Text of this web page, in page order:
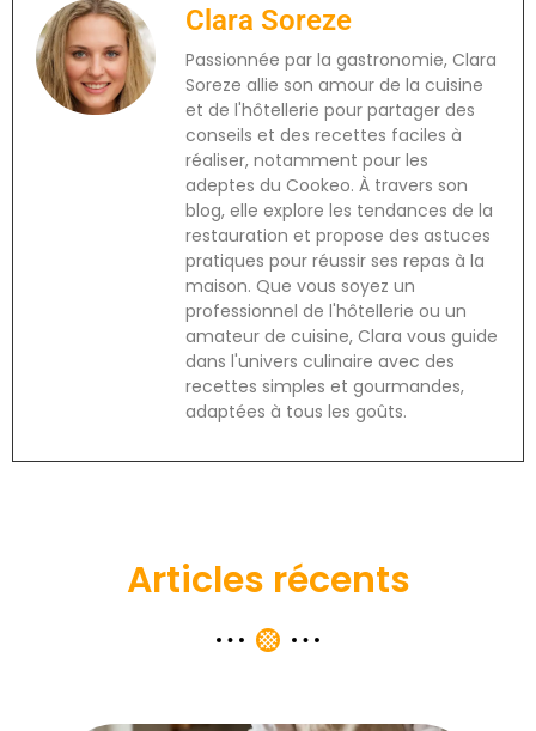
Clara Soreze
Passionnée par la gastronomie, Clara
Soreze allie son amour de la cuisine
et de l'hôtellerie pour partager des
conseils et des recettes faciles à
réaliser, notamment pour les
adeptes du Cookeo. À travers son
blog, elle explore les tendances de la
restauration et propose des astuces
pratiques pour réussir ses repas à la
maison. Que vous soyez un
professionnel de l'hôtellerie ou un
amateur de cuisine, Clara vous guide
dans l'univers culinaire avec des
recettes simples et gourmandes,
adaptées à tous les goûts.
Articles récents